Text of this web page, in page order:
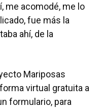
me acomodé, me lo
fue más la
ahí, de la
Mariposas
virtual gratuita a
formulario, para